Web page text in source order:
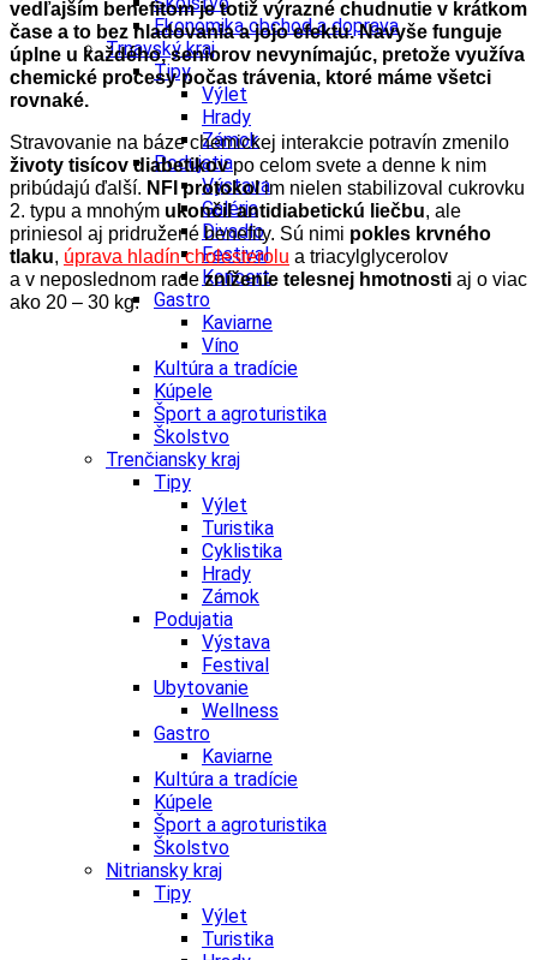
Ekonomika obchod a doprava
Trnavský kraj
Tipy
Výlet
Hrady
Zámok
Podujatia
Výstava
Galéria
Divadlo
Festival
Koncert
Gastro
Kaviarne
Víno
Kultúra a tradície
Kúpele
Šport a agroturistika
Školstvo
Trenčiansky kraj
Tipy
Výlet
Turistika
Cyklistika
Hrady
Zámok
Podujatia
Výstava
Festival
Ubytovanie
Wellness
Gastro
Kaviarne
Kultúra a tradície
Kúpele
Šport a agroturistika
Školstvo
Nitriansky kraj
Tipy
Výlet
Turistika
vedľajším benefitom je totiž výrazné chudnutie v krátkom
čase a to bez hladovania a jojo efektu.Navyše funguje
úplne u každého, seniorov nevynímajúc, pretože využíva
chemické procesy počas trávenia, ktoré máme všetci
rovnaké.
Stravovanie na báze chemickej interakcie potravín zmenilo
životy tisícov diabetikovpo celom svete a denne k nim
pribúdajú ďalší. NFI protokolim nielen stabilizoval cukrovku
2. typu a mnohým ukončil antidiabetickú liečbu, ale
priniesol aj pridružené benefity. Sú nimi pokles krvného
tlaku, úprava hladín cholesterolu a triacylglycerolov
a v neposlednom radezníženie telesnej hmotnosti aj o viac
ako 20 –­ 30 kg.